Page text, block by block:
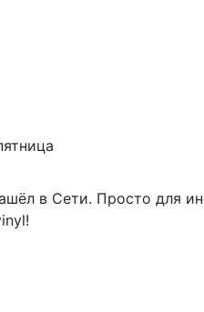
в Сети. Просто для